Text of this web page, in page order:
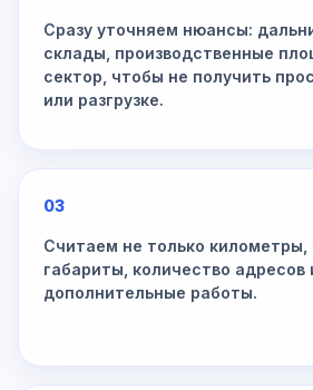
Сразу уточняем нюансы:
склады, производственные
сектор, чтобы не получить
или разгрузке.
03
Считаем не только километры,
габариты, количество адресов
дополнительные работы.